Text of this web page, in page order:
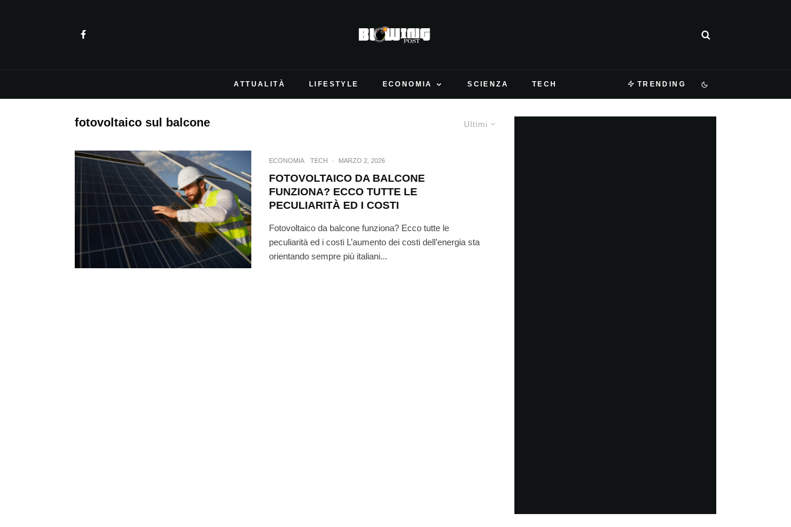
ATTUALITÀ LIFESTYLE ECONOMIA SCIENZA TECH TRENDING
Ultimi
fotovoltaico sul balcone
ECONOMIA TECH · MARZO 2, 2026
FOTOVOLTAICO DA BALCONE
FUNZIONA? ECCO TUTTE LE
PECULIARITÀ ED I COSTI
Fotovoltaico da balcone funziona? Ecco tutte le
peculiarità ed i costi L’aumento dei costi dell’energia sta
orientando sempre più italiani...